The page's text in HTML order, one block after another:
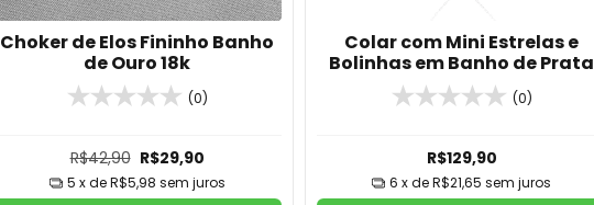
Choker de Elos Fininho Banho
de Ouro 18k
(0)
R$42,90 R$29,90
5 x deR$5,98 sem juros
Colar com Mini Estrelas e
Bolinhas em Banho de Prata
(0)
R$129,90
6 x deR$21,65 sem juros